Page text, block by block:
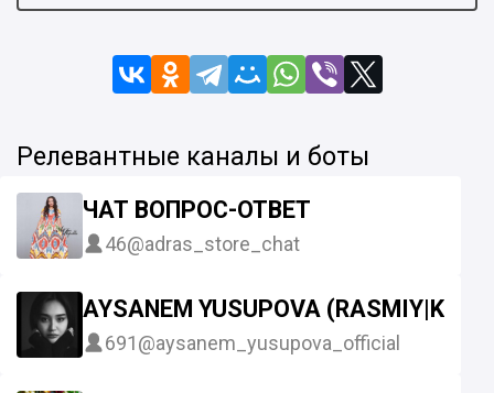
Релевантные каналы и боты
ЧАТ ВОПРОС-ОТВЕТ
46@adras_store_chat
AYSANEM YUSUPOVA
691@aysanem_yusupova_official